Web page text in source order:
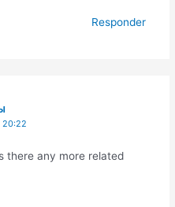
Responder
20:22
there any more related